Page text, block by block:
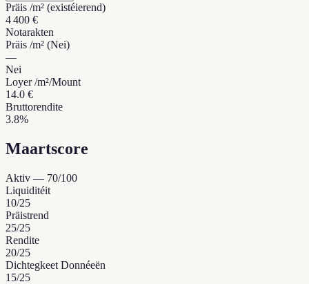
Präis /m² (existéierend)
4 400 €
Notarakten
Präis /m² (Nei)
—
Nei
Loyer /m²/Mount
14.0 €
Bruttorendite
3.8%
Maartscore
Aktiv — 70/100
Liquiditéit
10/25
Präistrend
25/25
Rendite
20/25
Dichtegkeet Donnéeën
15/25